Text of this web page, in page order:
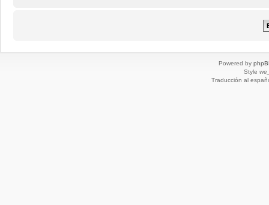
Powered by
Style
Traducción al